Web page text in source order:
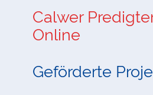
Calwer
Online
Geförderte